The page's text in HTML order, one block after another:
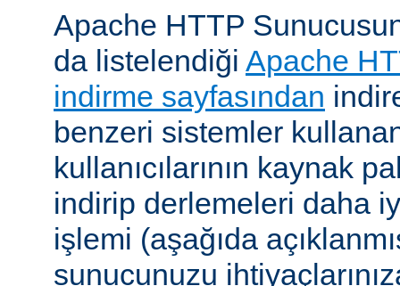
Apache HTTP
da listelendiği Apache
indirme sayfasından
benzeri sistemler
kullanıcılarının kaynak
indirip derlemeleri daha
işlemi (aşağıda
sunucunuzu